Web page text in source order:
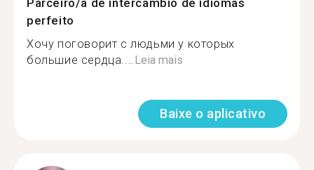
perfeito
Хочу поговорит с людьми у которых
большие сердца.... Leia mais
Baixe o aplicativo